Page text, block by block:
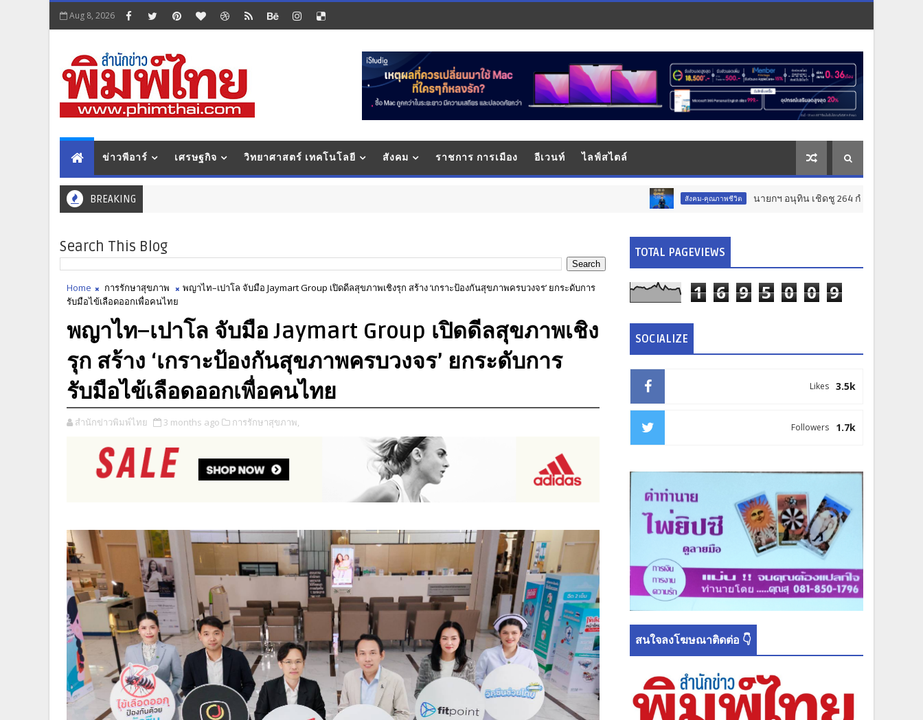
Aug 8, 2026
ข่าวพีอาร์ เศรษฐกิจ วิทยาศาสตร์ เทคโนโลยี สังคม ราชการ การเมือง อีเวนท์ ไลฟ์สไตล์
BREAKING สังคม-คุณภาพชีวิต นายกฯ อนุทิน เชิดชู 264 กำนัน ผู้ใหญ่บ้านยอดเยี่ยม ม
Search This Blog
Home การรักษาสุขภาพ
พญาไท–เปาโล จับมือ Jaymart Group เปิดดีลสุขภาพเชิงรุก สร้าง ‘เกราะป้องกันสุขภาพครบวงจร’ ยกระดับการ
รับมือไข้เลือดออกเพื่อคนไทย
พญาไท–เปาโล จับมือ Jaymart Group เปิดดีลสุขภาพเชิง
รุก สร้าง ‘เกราะป้องกันสุขภาพครบวงจร’ ยกระดับการ
รับมือไข้เลือดออกเพื่อคนไทย
สำนักข่าวพิมพ์ไทย 3 months ago การรักษาสุขภาพ,
TOTAL PAGEVIEWS
1 6 9 5 0 0 9
SOCIALIZE
3.5k
Likes
1.7k
Followers
สนใจลงโฆษณาติดต่อ 👇